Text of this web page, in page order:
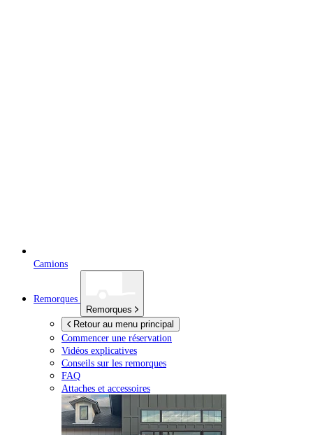
Camions
Remorques
Remorques
Retour au menu principal
Commencer une réservation
Vidéos explicatives
Conseils sur les remorques
FAQ
Attaches et accessoires